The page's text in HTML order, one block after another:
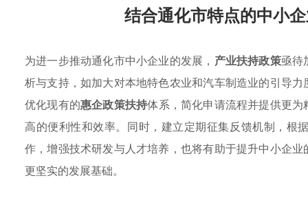
结合通化市特点的中小
为进一步推动通化市中小企业的发展， 产业扶持政策亟待
析与支持，如加大对本地特色农业和汽车制造业的引导
优化现有的惠企政策扶持体系，简化申请流程并提供更
高的便利性和效率。同时，建立定期征集反馈机制，根
作，增强技术研发与人才培养，也将有助于提升中小企
更坚实的发展基础。